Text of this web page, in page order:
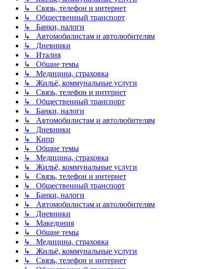
↳ Связь, телефон и интернет
↳ Общественный транспорт
↳ Банки, налоги
↳ Автомобилистам и автолюбителям
↳ Дневники
↳ Италия
↳ Общие темы
↳ Медицина, страховка
↳ Жильё, коммунальные услуги
↳ Связь, телефон и интернет
↳ Общественный транспорт
↳ Банки, налоги
↳ Автомобилистам и автолюбителям
↳ Дневники
↳ Кипр
↳ Общие темы
↳ Медицина, страховка
↳ Жильё, коммунальные услуги
↳ Связь, телефон и интернет
↳ Общественный транспорт
↳ Банки, налоги
↳ Автомобилистам и автолюбителям
↳ Дневники
↳ Македония
↳ Общие темы
↳ Медицина, страховка
↳ Жильё, коммунальные услуги
↳ Связь, телефон и интернет